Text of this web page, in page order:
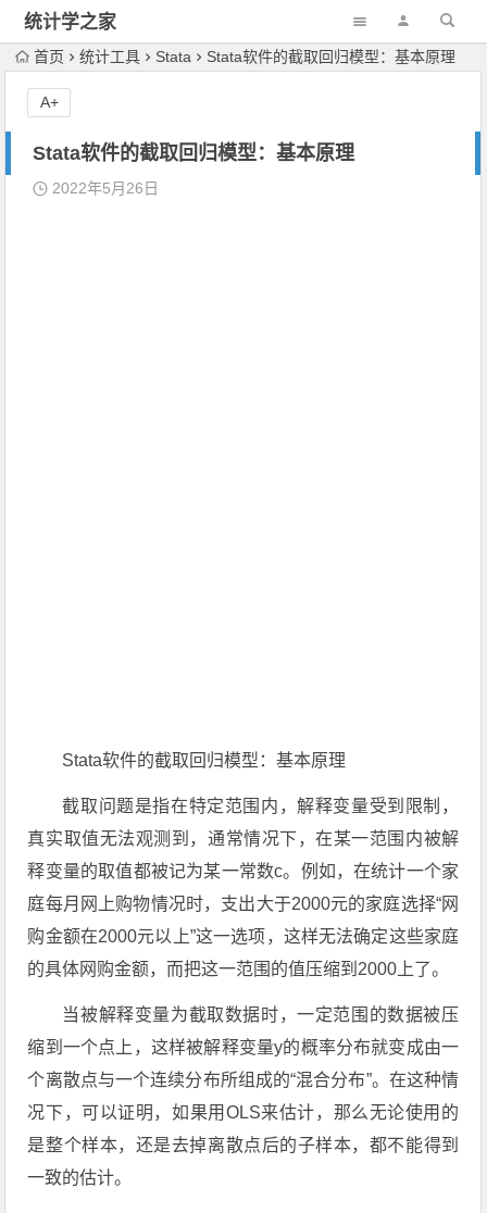
统计学之家
首页 统计工具 Stata Stata软件的截取回归模型：基本原理
Stata软件的截取回归模型：基本原理
2022年5月26日
Stata软件的截取回归模型：基本原理
截取问题是指在特定范围内，解释变量受到限制，
真实取值无法观测到，通常情况下，在某一范围内被解
释变量的取值都被记为某一常数c。例如，在统计一个家
庭每月网上购物情况时，支出大于2000元的家庭选择“网
购金额在2000元以上”这一选项，这样无法确定这些家庭
的具体网购金额，而把这一范围的值压缩到2000上了。
当被解释变量为截取数据时，一定范围的数据被压
缩到一个点上，这样被解释变量y的概率分布就变成由一
个离散点与一个连续分布所组成的“混合分布”。在这种情
况下，可以证明，如果用OLS来估计，那么无论使用的
是整个样本，还是去掉离散点后的子样本，都不能得到
一致的估计。
A+